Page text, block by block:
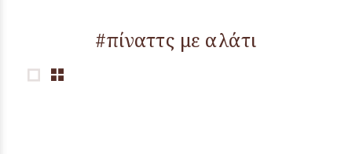
#πίναττς με αλάτι